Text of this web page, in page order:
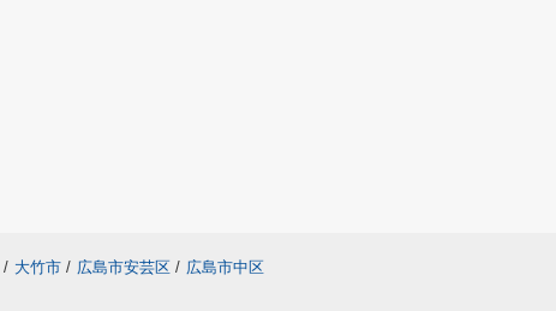
/ 大竹市 / 広島市安芸区 / 広島市中区